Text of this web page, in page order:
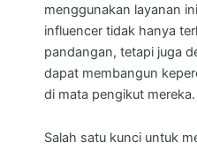
menggunakan layanan
influencer tidak hanya
pandangan, tetapi juga
dapat membangun
di mata pengikut mereka.
Salah satu kunci untuk